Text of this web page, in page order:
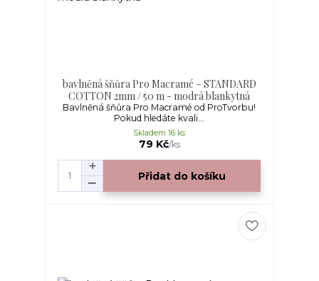
bavlněná šňůra Pro Macramé – STANDARD
COTTON 2mm / 50 m - modrá blankytná
Bavlněná šňůra Pro Macramé od ProTvorbu!
Pokud hledáte kvali...
79 Kč/ks
Skladem 16 ks
Přidat do košíku